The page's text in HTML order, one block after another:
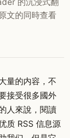
的沉浸式翻
文的同時查看
量的内容，不
接受很多國外
人來說，閱讀
质 RSS 信息源